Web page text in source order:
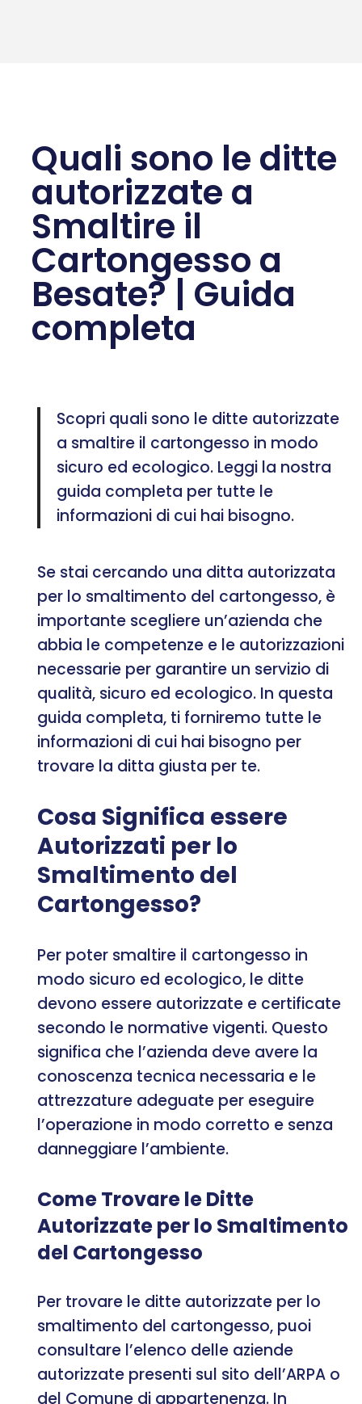
Quali sono le ditte
autorizzate a
Smaltire il
Cartongesso a
Besate? | Guida
completa
Scopri quali sono le ditte autorizzate
a smaltire il cartongesso in modo
sicuro ed ecologico. Leggi la nostra
guida completa per tutte le
informazioni di cui hai bisogno.
Se stai cercando una ditta autorizzata
per lo smaltimento del cartongesso, è
importante scegliere un’azienda che
abbia le competenze e le autorizzazioni
necessarie per garantire un servizio di
qualità, sicuro ed ecologico. In questa
guida completa, ti forniremo tutte le
informazioni di cui hai bisogno per
trovare la ditta giusta per te.
Cosa Significa essere
Autorizzati per lo
Smaltimento del
Cartongesso?
Per poter smaltire il cartongesso in
modo sicuro ed ecologico, le ditte
devono essere autorizzate e certificate
secondo le normative vigenti. Questo
significa che l’azienda deve avere la
conoscenza tecnica necessaria e le
attrezzature adeguate per eseguire
l’operazione in modo corretto e senza
danneggiare l’ambiente.
Come Trovare le Ditte
Autorizzate per lo Smaltimento
del Cartongesso
Per trovare le ditte autorizzate per lo
smaltimento del cartongesso, puoi
consultare l’elenco delle aziende
autorizzate presenti sul sito dell’ARPA o
del Comune di appartenenza. In